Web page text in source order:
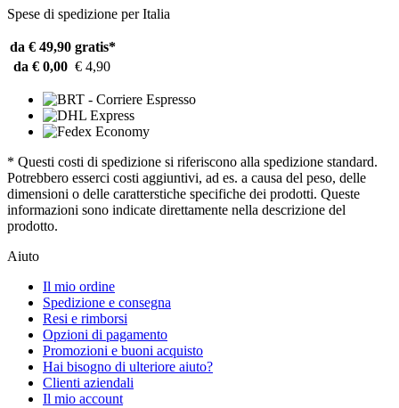
Spese di spedizione per Italia
da € 49,90 gratis*
da € 0,00 € 4,90
* Questi costi di spedizione si riferiscono alla spedizione standard.
Potrebbero esserci costi aggiuntivi, ad es. a causa del peso, delle
dimensioni o delle caratterstiche specifiche dei prodotti. Queste
informazioni sono indicate direttamente nella descrizione del
prodotto.
Aiuto
Il mio ordine
Spedizione e consegna
Resi e rimborsi
Opzioni di pagamento
Promozioni e buoni acquisto
Hai bisogno di ulteriore aiuto?
Clienti aziendali
Il mio account